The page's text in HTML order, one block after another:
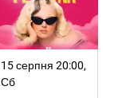
15 серпня 20:00,
Сб